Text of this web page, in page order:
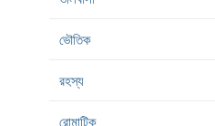
ভৌতিক
রহস্য
রোমান্টিক